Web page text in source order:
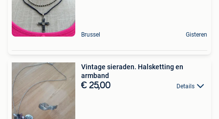
Brussel Gisteren
Vintage sieraden. Halsketting en
armband
€ 25,00 Details